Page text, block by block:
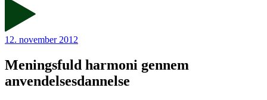
12. november 2012
Meningsfuld harmoni gennem
anvendelsesdannelse